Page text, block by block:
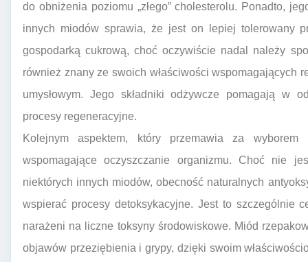
do obniżenia poziomu „złego” cholesterolu. Ponadto,
innych miodów sprawia, że jest on lepiej tolerowany
gospodarką cukrową, choć oczywiście nadal należy
również znany ze swoich właściwości wspomagających
umysłowym. Jego składniki odżywcze pomagają w
procesy regeneracyjne.
Kolejnym aspektem, który przemawia za
wspomagające oczyszczanie organizmu. Choć nie
niektórych innych miodów, obecność naturalnych
wspierać procesy detoksykacyjne. Jest to szczególnie
narażeni na liczne toksyny środowiskowe. Miód
objawów przeziębienia i grypy, dzięki swoim